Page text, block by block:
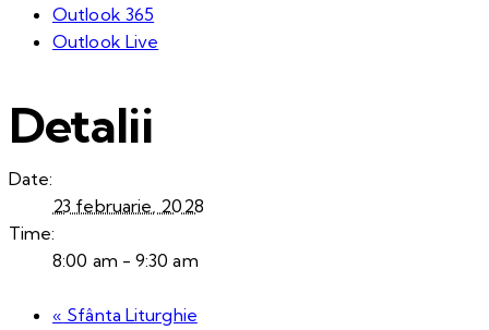
Outlook 365
Outlook Live
Detalii
Date:
23 februarie, 2028
Time:
8:00 am - 9:30 am
« Sfânta Liturghie